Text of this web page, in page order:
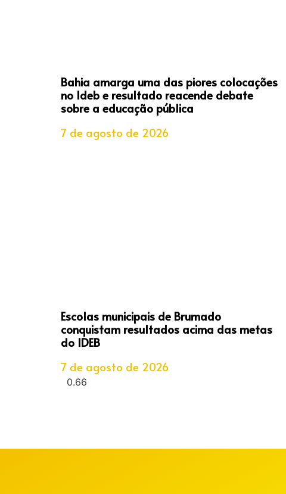
Bahia amarga uma das piores colocações
no Ideb e resultado reacende debate
sobre a educação pública
7 de agosto de 2026
Escolas municipais de Brumado
conquistam resultados acima das metas
do IDEB
7 de agosto de 2026